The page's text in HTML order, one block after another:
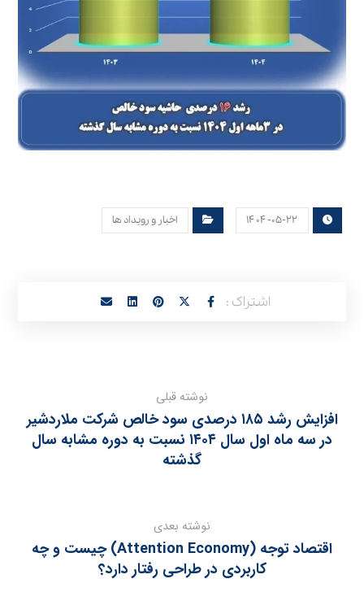
۱۴۰۴-۰۵-۲۲ اخبار و رویداد ها
نوشته قبلی
افزایش رشد ۱۸۵ درصدی سود خالص شرکت ملاردشیر
در سه ماه اول سال ۱۴۰۴ نسبت به دوره مشابه سال
گذشته
نوشته بعدی
اقتصاد توجه (Attention Economy) چیست و چه
کاربردی در طراحی رفتار دارد؟